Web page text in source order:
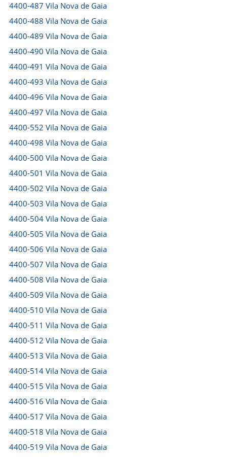
4400-487 Vila Nova de Gaia
4400-488 Vila Nova de Gaia
4400-489 Vila Nova de Gaia
4400-490 Vila Nova de Gaia
4400-491 Vila Nova de Gaia
4400-493 Vila Nova de Gaia
4400-496 Vila Nova de Gaia
4400-497 Vila Nova de Gaia
4400-552 Vila Nova de Gaia
4400-498 Vila Nova de Gaia
4400-500 Vila Nova de Gaia
4400-501 Vila Nova de Gaia
4400-502 Vila Nova de Gaia
4400-503 Vila Nova de Gaia
4400-504 Vila Nova de Gaia
4400-505 Vila Nova de Gaia
4400-506 Vila Nova de Gaia
4400-507 Vila Nova de Gaia
4400-508 Vila Nova de Gaia
4400-509 Vila Nova de Gaia
4400-510 Vila Nova de Gaia
4400-511 Vila Nova de Gaia
4400-512 Vila Nova de Gaia
4400-513 Vila Nova de Gaia
4400-514 Vila Nova de Gaia
4400-515 Vila Nova de Gaia
4400-516 Vila Nova de Gaia
4400-517 Vila Nova de Gaia
4400-518 Vila Nova de Gaia
4400-519 Vila Nova de Gaia